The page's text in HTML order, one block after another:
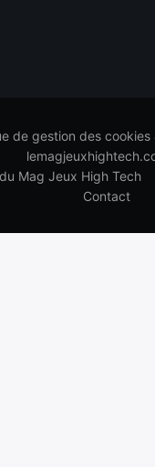
de gestion des cookies
du Mag Jeux High Tech
Contact